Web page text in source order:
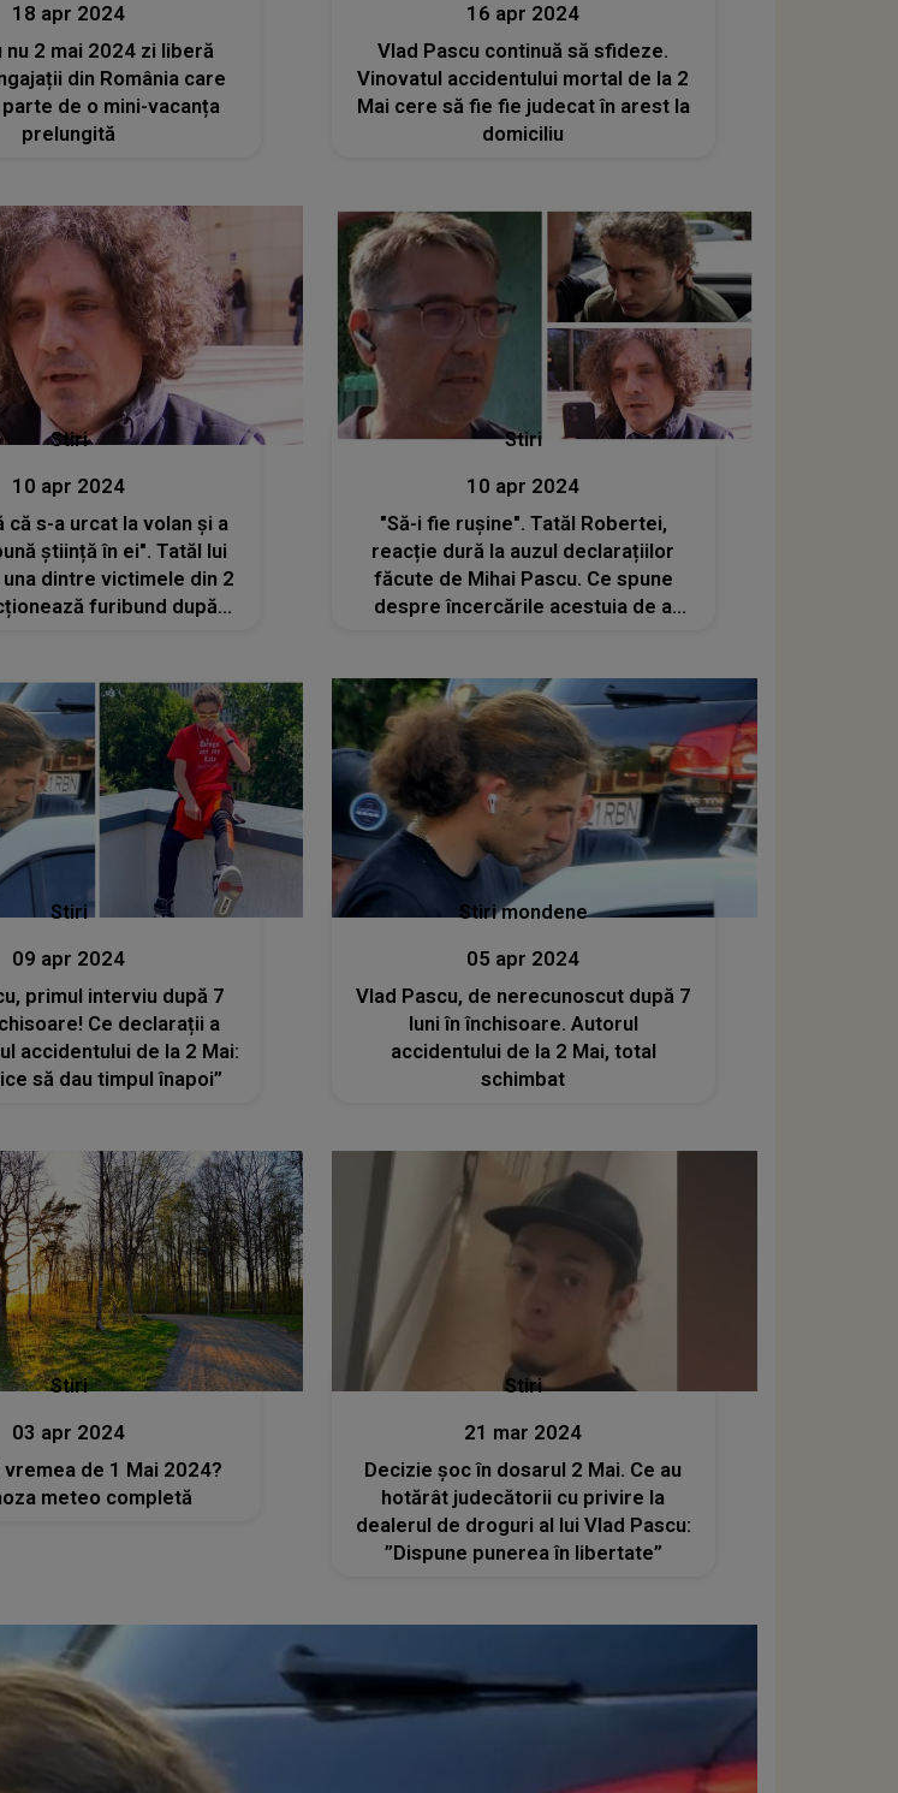
18 apr 2024
nu 2 mai 2024 zi liberă
din România care
de o mini-vacanța
prelungită
16 apr 2024
Vlad Pascu continuă să sfideze.
Vinovatul accidentului mortal de la 2
Mai cere să fie fie judecat în arest la
domiciliu
Stiri
10 apr 2024
că s-a urcat la volan și a
știință în ei". Tatăl lui
dintre victimele din 2
furibund după
Stiri
10 apr 2024
"Să-i fie rușine". Tatăl Robertei,
reacție dură la auzul declarațiilor
făcute de Mihai Pascu. Ce spune
despre încercările acestuia de a
Stiri
09 apr 2024
primul interviu după 7
Ce declarații a
accidentului de la 2 Mai:
să dau timpul înapoi”
Stiri mondene
05 apr 2024
Vlad Pascu, de nerecunoscut după 7
luni în închisoare. Autorul
accidentului de la 2 Mai, total
schimbat
Stiri
03 apr 2024
vremea de 1 Mai 2024?
meteo completă
Stiri
21 mar 2024
Decizie șoc în dosarul 2 Mai. Ce au
hotărât judecătorii cu privire la
dealerul de droguri al lui Vlad Pascu:
”Dispune punerea în libertate”